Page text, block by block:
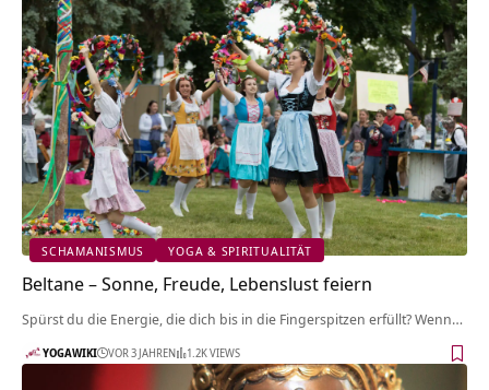
SCHAMANISMUS YOGA & SPIRITUALITÄT
Beltane – Sonne, Freude, Lebenslust feiern
Spürst du die Energie, die dich bis in die Fingerspitzen erfüllt? Wenn…
YOGAWIKI VOR 3 JAHREN 1.2K VIEWS